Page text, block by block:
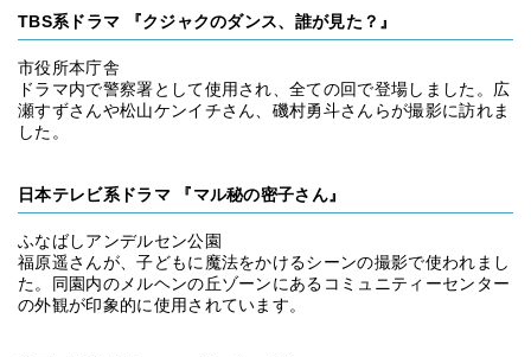
TBS系ドラマ 『クジャクのダンス、誰が見た？』
市役所本庁舎
ドラマ内で警察署として使用され、全ての回で登場しました。広
瀬すずさんや松山ケンイチさん、磯村勇斗さんらが撮影に訪れま
した。
日本テレビ系ドラマ 『マル秘の密子さん』
ふなばしアンデルセン公園
福原遥さんが、子どもに魔法をかけるシーンの撮影で使われまし
た。同園内のメルヘンの丘ゾーンにあるコミュニティーセンター
の外観が印象的に使用されています。